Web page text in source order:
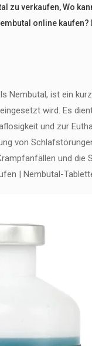
zu verkaufen,Wo
online
Nembutal, ist ein
wird. Es
und zur
von
und die
| Nembutal-